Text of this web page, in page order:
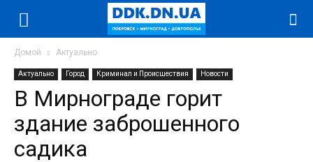
Домой Актуально
Актуально Город Криминал и Происшествия Новости
В Мирнограде горит
здание заброшенного
садика